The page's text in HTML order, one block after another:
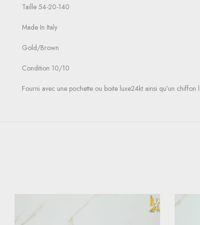
Taille 54-20-140
Made In Italy
Gold/Brown
Condition 10/10
Fourni avec une pochette ou boite luxe24kt ainsi qu’un chiffon